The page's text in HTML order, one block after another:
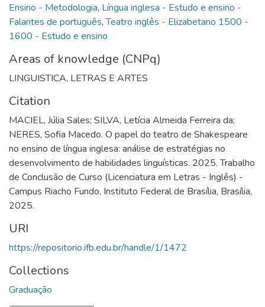
Ensino - Metodologia, Língua inglesa - Estudo e ensino -
Falantes de português,Teatro inglês - Elizabetano 1500 -
1600 - Estudo e ensino
Areas of knowledge (CNPq)
LINGUISTICA, LETRAS E ARTES
Citation
MACIEL, Júlia Sales; SILVA, Letícia Almeida Ferreira da;
NERES, Sofia Macedo. O papel do teatro de Shakespeare
no ensino de língua inglesa: análise de estratégias no
desenvolvimento de habilidades linguísticas. 2025. Trabalho
de Conclusão de Curso (Licenciatura em Letras - Inglês) -
Campus Riacho Fundo, Instituto Federal de Brasília, Brasília,
2025.
URI
https://repositorio.ifb.edu.br/handle/1/1472
Collections
Graduação